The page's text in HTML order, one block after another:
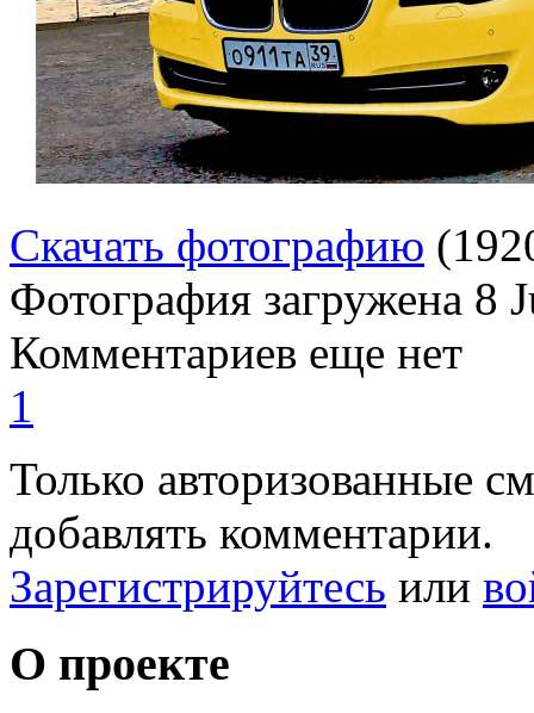
Скачать фотографию
Фотография загружена 8
Комментариев еще нет
1
Только авторизованные
добавлять комментарии.
Зарегистрируйтесь или
О проекте